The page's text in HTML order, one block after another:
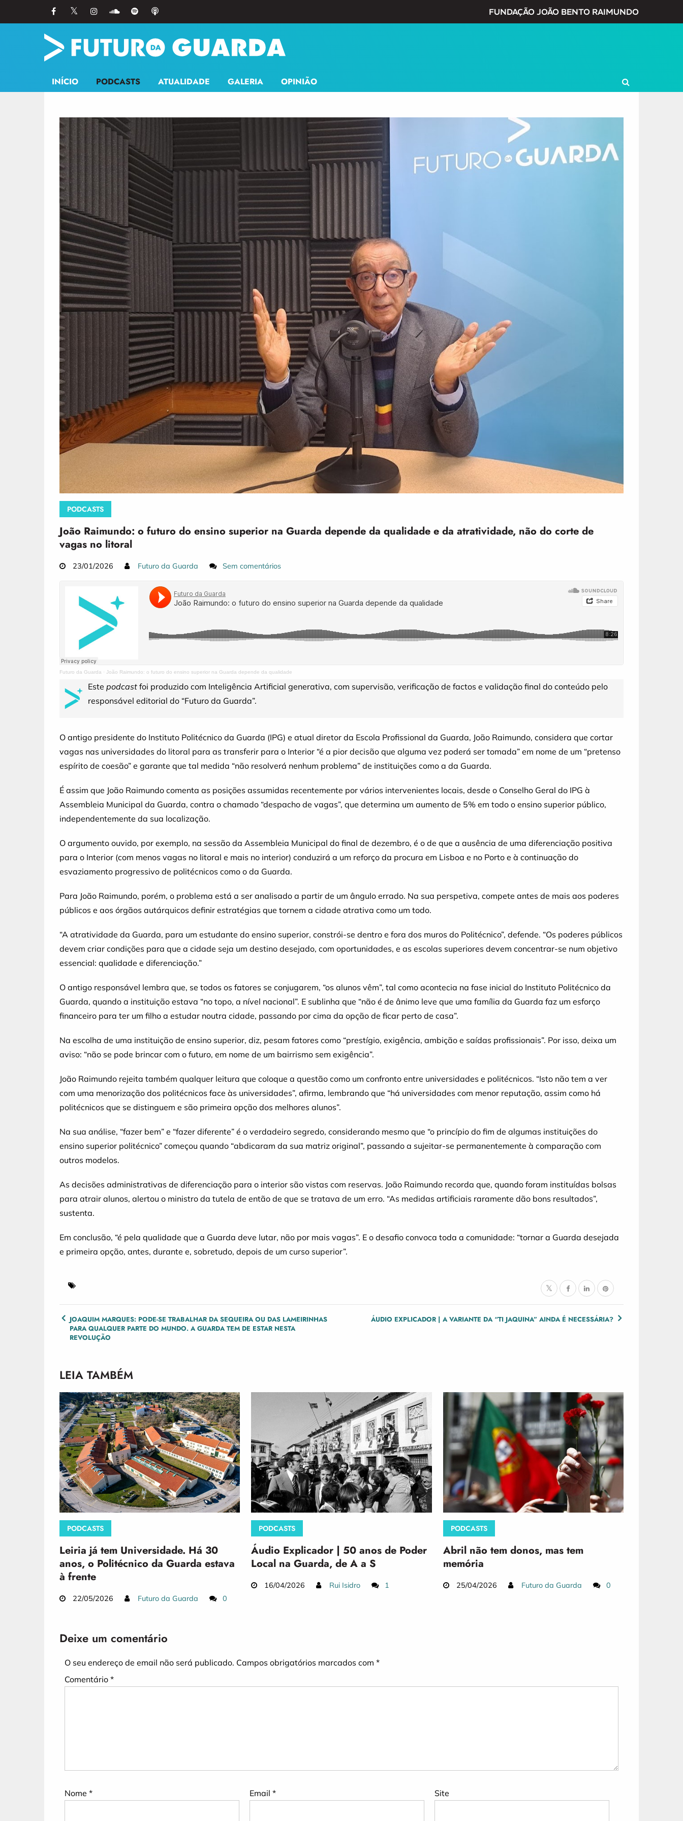
FUNDAÇÃO JOÃO BENTO RAIMUNDO
INÍCIO PODCASTS ATUALIDADE GALERIA OPINIÃO
PODCASTS
João Raimundo: o futuro do ensino superior na Guarda depende da qualidade e da atratividade, não do corte de
vagas no litoral
23/01/2026 Futuro da Guarda Sem comentários
Futuro da Guarda · João Raimundo: o futuro do ensino superior na Guarda depende da qualidade
Este podcast foi produzido com Inteligência Artificial generativa, com supervisão, verificação de factos e validação final do conteúdo pelo
responsável editorial do “Futuro da Guarda”.
O antigo presidente do Instituto Politécnico da Guarda (IPG) e atual diretor da Escola Profissional da Guarda, João Raimundo, considera que cortar
vagas nas universidades do litoral para as transferir para o Interior “é a pior decisão que alguma vez poderá ser tomada” em nome de um “pretenso
espírito de coesão” e garante que tal medida “não resolverá nenhum problema” de instituições como a da Guarda.
É assim que João Raimundo comenta as posições assumidas recentemente por vários intervenientes locais, desde o Conselho Geral do IPG à
Assembleia Municipal da Guarda, contra o chamado “despacho de vagas”, que determina um aumento de 5% em todo o ensino superior público,
independentemente da sua localização.
O argumento ouvido, por exemplo, na sessão da Assembleia Municipal do final de dezembro, é o de que a ausência de uma diferenciação positiva
para o Interior (com menos vagas no litoral e mais no interior) conduzirá a um reforço da procura em Lisboa e no Porto e à continuação do
esvaziamento progressivo de politécnicos como o da Guarda.
Para João Raimundo, porém, o problema está a ser analisado a partir de um ângulo errado. Na sua perspetiva, compete antes de mais aos poderes
públicos e aos órgãos autárquicos definir estratégias que tornem a cidade atrativa como um todo.
“A atratividade da Guarda, para um estudante do ensino superior, constrói-se dentro e fora dos muros do Politécnico”, defende. “Os poderes públicos
devem criar condições para que a cidade seja um destino desejado, com oportunidades, e as escolas superiores devem concentrar-se num objetivo
essencial: qualidade e diferenciação.”
O antigo responsável lembra que, se todos os fatores se conjugarem, “os alunos vêm”, tal como acontecia na fase inicial do Instituto Politécnico da
Guarda, quando a instituição estava “no topo, a nível nacional”. E sublinha que “não é de ânimo leve que uma família da Guarda faz um esforço
financeiro para ter um filho a estudar noutra cidade, passando por cima da opção de ficar perto de casa”.
Na escolha de uma instituição de ensino superior, diz, pesam fatores como “prestígio, exigência, ambição e saídas profissionais”. Por isso, deixa um
aviso: “não se pode brincar com o futuro, em nome de um bairrismo sem exigência”.
João Raimundo rejeita também qualquer leitura que coloque a questão como um confronto entre universidades e politécnicos. “Isto não tem a ver
com uma menorização dos politécnicos face às universidades”, afirma, lembrando que “há universidades com menor reputação, assim como há
politécnicos que se distinguem e são primeira opção dos melhores alunos”.
Na sua análise, “fazer bem” e “fazer diferente” é o verdadeiro segredo, considerando mesmo que “o princípio do fim de algumas instituições do
ensino superior politécnico” começou quando “abdicaram da sua matriz original”, passando a sujeitar-se permanentemente à comparação com
outros modelos.
As decisões administrativas de diferenciação para o interior são vistas com reservas. João Raimundo recorda que, quando foram instituídas bolsas
para atrair alunos, alertou o ministro da tutela de então de que se tratava de um erro. “As medidas artificiais raramente dão bons resultados”,
sustenta.
Em conclusão, “é pela qualidade que a Guarda deve lutar, não por mais vagas”. E o desafio convoca toda a comunidade: “tornar a Guarda desejada
e primeira opção, antes, durante e, sobretudo, depois de um curso superior”.
POST
NAVIGATION
JOAQUIM MARQUES: PODE-SE TRABALHAR DA SEQUEIRA OU DAS LAMEIRINHAS
PARA QUALQUER PARTE DO MUNDO. A GUARDA TEM DE ESTAR NESTA
REVOLUÇÃO
ÁUDIO EXPLICADOR | A VARIANTE DA “TI JAQUINA” AINDA É NECESSÁRIA?
LEIA TAMBÉM
PODCASTS
Leiria já tem Universidade. Há 30
anos, o Politécnico da Guarda estava
à frente
22/05/2026 Futuro da Guarda 0
PODCASTS
Áudio Explicador | 50 anos de Poder
Local na Guarda, de A a S
16/04/2026 Rui Isidro 1
PODCASTS
Abril não tem donos, mas tem
memória
25/04/2026 Futuro da Guarda 0
Deixe um comentário
O seu endereço de email não será publicado. Campos obrigatórios marcados com *
Comentário *
Nome * Email* Site